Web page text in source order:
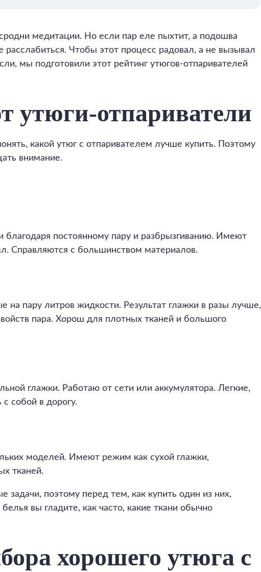
медитации. Но если пар еле пыхтит, а подошва
расслабиться. Чтобы этот процесс радовал, а не вызывал
мы подготовили этот рейтинг утюгов-отпаривателей
утюги-отпариватели
какой утюг с отпаривателем лучше купить. Поэтому
внимание.
постоянному пару и разбрызгиванию. Имеют
Справляются с большинством материалов.
на пару литров жидкости. Результат глажки в разы лучше,
пара. Хорош для плотных тканей и большого
глажки. Работаю от сети или аккумулятора. Легкие,
собой в дорогу.
моделей. Имеют режим как сухой глажки,
тканей.
задачи, поэтому перед тем, как купить один из них,
вы гладите, как часто, какие ткани обычно
хорошего утюга с